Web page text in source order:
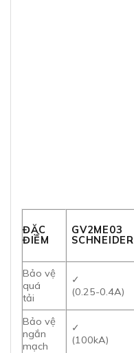
ĐẶC
ĐIỂM
GV2ME03
SCHNEIDER
Bảo vệ
quá
tải
✓
(0.25-0.4A)
Bảo vệ
ngắn
mạch
✓
(100kA)